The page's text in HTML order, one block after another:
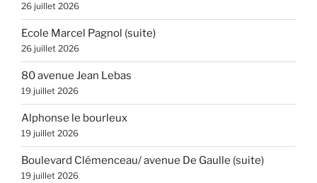
26 juillet 2026
Ecole Marcel Pagnol (suite)
26 juillet 2026
80 avenue Jean Lebas
19 juillet 2026
Alphonse le bourleux
19 juillet 2026
Boulevard Clémenceau/ avenue De Gaulle (suite)
19 juillet 2026